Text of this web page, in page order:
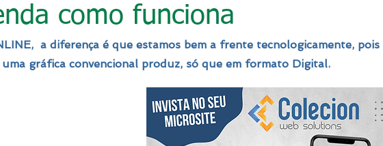
como funciona
a diferença é que estamos bem a frente tecnologicamente, pois
gráfica convencional produz, só que em formato Digital.